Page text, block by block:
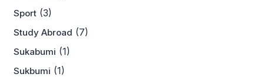
Sport (3)
Study Abroad (7)
Sukabumi (1)
Sukbumi (1)